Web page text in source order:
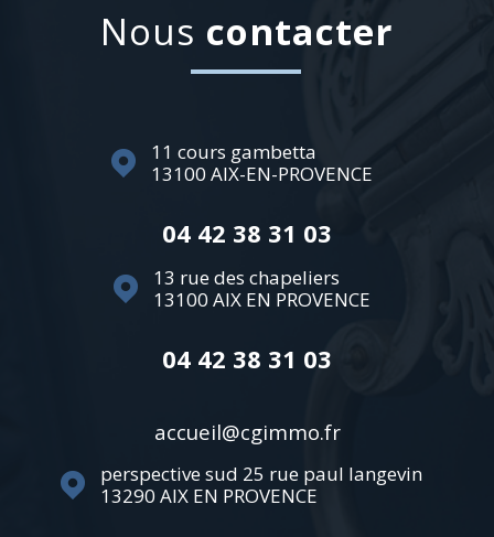
nous contacter
11 cours gambetta
13100 AIX-EN-PROVENCE
04 42 38 31 03
13 rue des chapeliers
13100 AIX EN PROVENCE
04 42 38 31 03
accueil@cgimmo.fr
perspective sud 25 rue paul langevin
13290 AIX EN PROVENCE